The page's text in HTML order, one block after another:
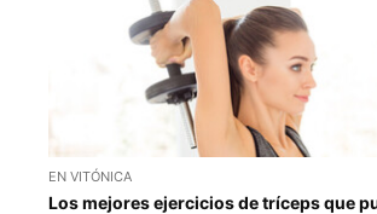
EN VITÓNICA
Los mejores ejercicios de tríceps que